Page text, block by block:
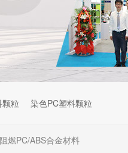
粒 染色PC塑料颗粒
燃PC/ABS合金材料